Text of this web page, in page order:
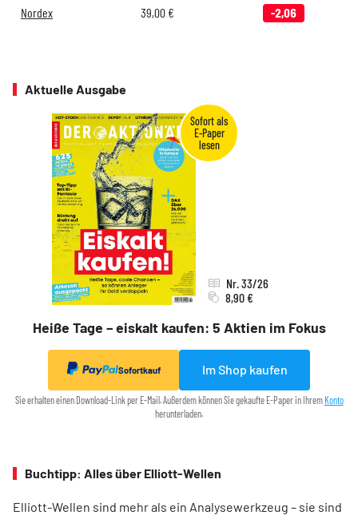
Nordex 39,00€ -2,06
Aktuelle Ausgabe
Heiße Tage – eiskalt kaufen: 5 Aktien im Fokus
Nr. 33/26
8,90 €
Sofortkauf Im Shop kaufen
Sie erhalten einen Download-Link per E-Mail. Außerdem können Sie gekaufte E-Paper in IhremKonto
herunterladen.
Buchtipp: Alles über Elliott-Wellen
Elliott-Wellen sind mehr als ein Analysewerkzeug – sie sind